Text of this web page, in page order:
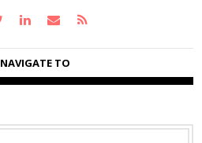
NAVIGATE TO